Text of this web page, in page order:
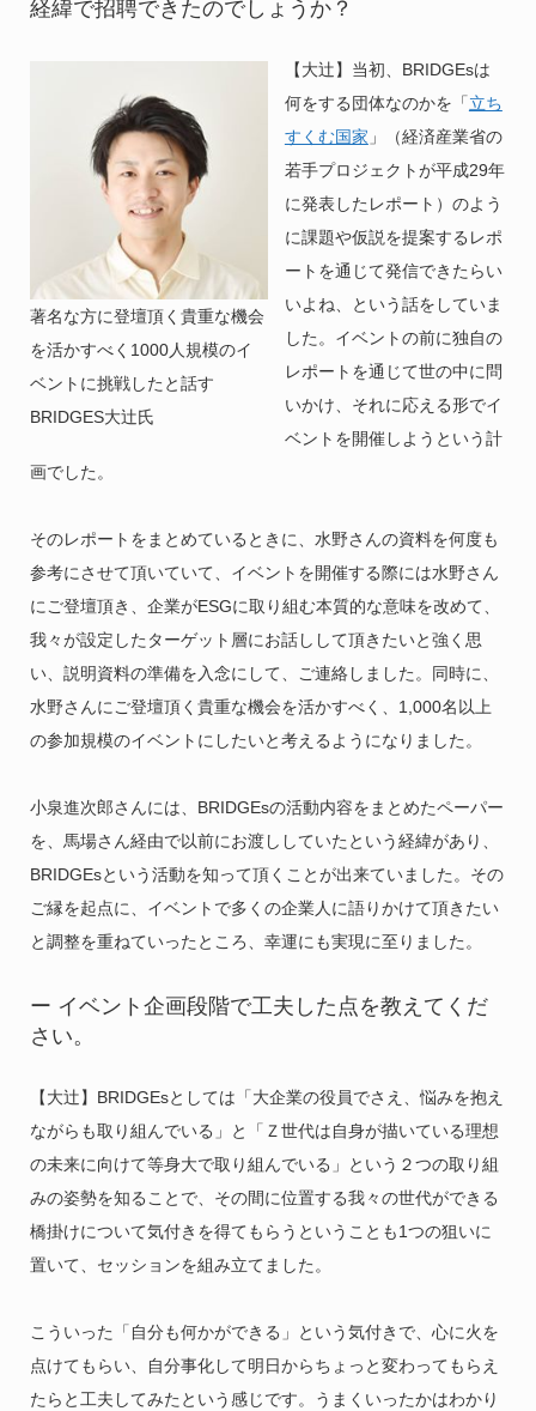
経緯で招聘できたのでしょうか？
著名な方に登壇頂く貴重な機会
を活かすべく1000人規模のイ
ベントに挑戦したと話す
BRIDGES大辻氏
【大辻】当初、BRIDGEsは
何をする団体なのかを「立ち
すくむ国家 」（経済産業省の
若手プロジェクトが平成29年
に発表したレポート）のよう
に課題や仮説を提案するレポ
ートを通じて発信できたらい
いよね、という話をしていま
した。イベントの前に独自の
レポートを通じて世の中に問
いかけ、それに応える形でイ
ベントを開催しようという計
画でした。
そのレポートをまとめているときに、水野さんの資料を何度も
参考にさせて頂いていて、イベントを開催する際には水野さん
にご登壇頂き、企業がESGに取り組む本質的な意味を改めて、
我々が設定したターゲット層にお話しして頂きたいと強く思
い、説明資料の準備を入念にして、ご連絡しました。同時に、
水野さんにご登壇頂く貴重な機会を活かすべく、1,000名以上
の参加規模のイベントにしたいと考えるようになりました。
小泉進次郎さんには、BRIDGEsの活動内容をまとめたペーパー
を、馬場さん経由で以前にお渡ししていたという経緯があり、
BRIDGEsという活動を知って頂くことが出来ていました。その
ご縁を起点に、イベントで多くの企業人に語りかけて頂きたい
と調整を重ねていったところ、幸運にも実現に至りました。
ー イベント企画段階で工夫した点を教えてくだ
さい。
【大辻】BRIDGEsとしては「大企業の役員でさえ、悩みを抱え
ながらも取り組んでいる」と「Ｚ世代は自身が描いている理想
の未来に向けて等身大で取り組んでいる」という２つの取り組
みの姿勢を知ることで、その間に位置する我々の世代ができる
橋掛けについて気付きを得てもらうということも1つの狙いに
置いて、セッションを組み立てました。
こういった「自分も何かができる」という気付きで、心に火を
点けてもらい、自分事化して明日からちょっと変わってもらえ
たらと工夫してみたという感じです。うまくいったかはわかり